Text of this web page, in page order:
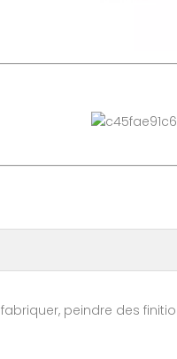
peindre des